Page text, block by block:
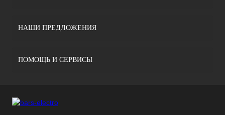
НАШИ ПРЕДЛОЖЕНИЯ
ПОМОЩЬ И СЕРВИСЫ